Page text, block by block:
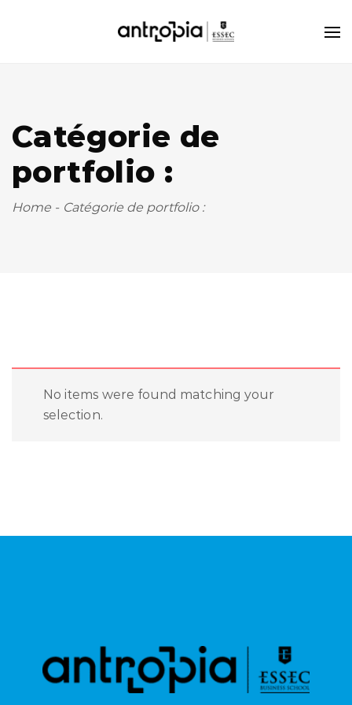
Catégorie de
portfolio :
Home - Catégorie de portfolio :
No items were found matching your
selection.